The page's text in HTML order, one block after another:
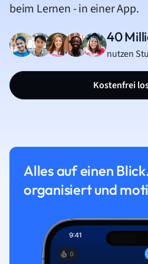
beim Lernen - in einer App.
40
nutzen
Kostenfrei
Alles auf einen
organisiert und